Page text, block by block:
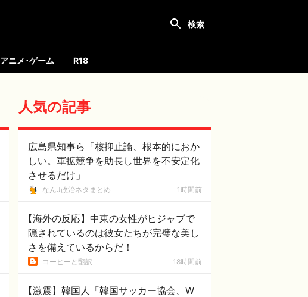
アニメ･ゲーム R18
人気の記事
広島県知事ら「核抑止論、根本的におか
しい。軍拡競争を助長し世界を不安定化
させるだけ」
なんJ政治ネタまとめ 1時間前
【海外の反応】中東の女性がヒジャブで
隠されているのは彼女たちが完璧な美し
さを備えているからだ！
コーヒーと翻訳 18時間前
【激震】韓国人「韓国サッカー協会、W